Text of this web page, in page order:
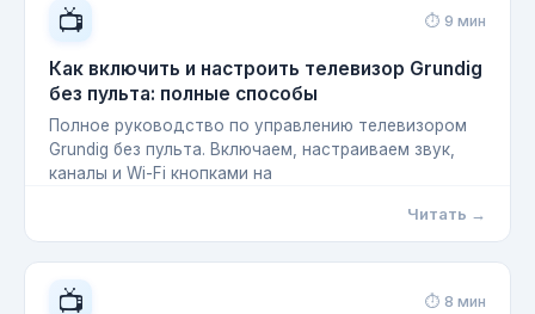
📺 ⏱ 9 мин
Как включить и настроить телевизор Grundig
без пульта: полные способы
Полное руководство по управлению телевизором
Grundig без пульта. Включаем, настраиваем звук,
каналы и Wi-Fi кнопками на
Читать →
📺 ⏱ 8 мин